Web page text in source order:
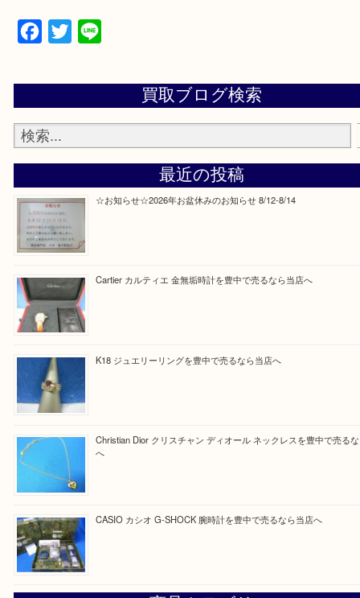
Facebook
Twitter
Line
買取ブログ検索
最近の投稿